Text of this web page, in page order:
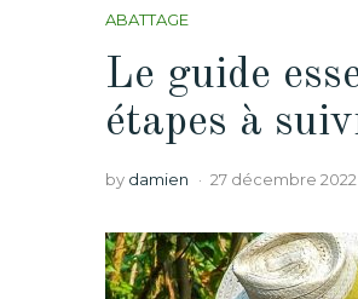
ABATTAGE
Le guide
étapes à
by damien 27 décembre 2022